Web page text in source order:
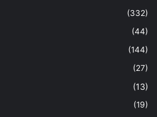
(332)
(44)
(144)
(27)
(13)
(19)